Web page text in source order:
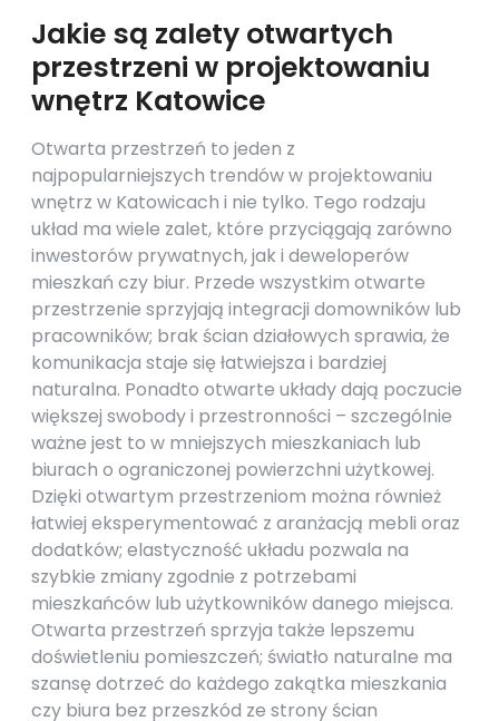
Jakie są zalety otwartych
przestrzeni w projektowaniu
wnętrz Katowice
Otwarta przestrzeń to jeden z
najpopularniejszych trendów w projektowaniu
wnętrz w Katowicach i nie tylko. Tego rodzaju
układ ma wiele zalet, które przyciągają zarówno
inwestorów prywatnych, jak i deweloperów
mieszkań czy biur. Przede wszystkim otwarte
przestrzenie sprzyjają integracji domowników lub
pracowników; brak ścian działowych sprawia, że
komunikacja staje się łatwiejsza i bardziej
naturalna. Ponadto otwarte układy dają poczucie
większej swobody i przestronności – szczególnie
ważne jest to w mniejszych mieszkaniach lub
biurach o ograniczonej powierzchni użytkowej.
Dzięki otwartym przestrzeniom można również
łatwiej eksperymentować z aranżacją mebli oraz
dodatków; elastyczność układu pozwala na
szybkie zmiany zgodnie z potrzebami
mieszkańców lub użytkowników danego miejsca.
Otwarta przestrzeń sprzyja także lepszemu
doświetleniu pomieszczeń; światło naturalne ma
szansę dotrzeć do każdego zakątka mieszkania
czy biura bez przeszkód ze strony ścian